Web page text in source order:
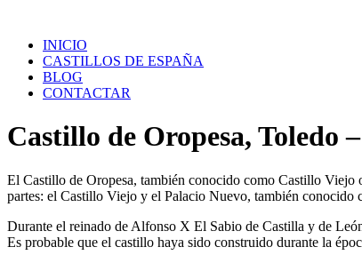
contenidoINICIO
CASTILLOS DE ESPAÑA
BLOG
CONTACTAR
Castillo de Oropesa, Toledo
El Castillo de Oropesa, también conocido como Castillo Viejo
partes: el Castillo Viejo y el Palacio Nuevo, también
Durante el reinado de Alfonso X El Sabio de Castilla y de
Es probable que el castillo haya sido construido durante la